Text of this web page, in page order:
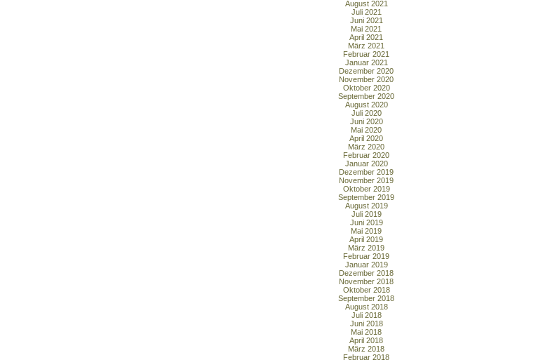
August 2021
Juli 2021
Juni 2021
Mai 2021
April 2021
März 2021
Februar 2021
Januar 2021
Dezember 2020
November 2020
Oktober 2020
September 2020
August 2020
Juli 2020
Juni 2020
Mai 2020
April 2020
März 2020
Februar 2020
Januar 2020
Dezember 2019
November 2019
Oktober 2019
September 2019
August 2019
Juli 2019
Juni 2019
Mai 2019
April 2019
März 2019
Februar 2019
Januar 2019
Dezember 2018
November 2018
Oktober 2018
September 2018
August 2018
Juli 2018
Juni 2018
Mai 2018
April 2018
März 2018
Februar 2018